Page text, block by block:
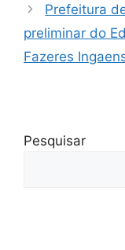
Prefeitura
preliminar do
Fazeres
Pesquisar